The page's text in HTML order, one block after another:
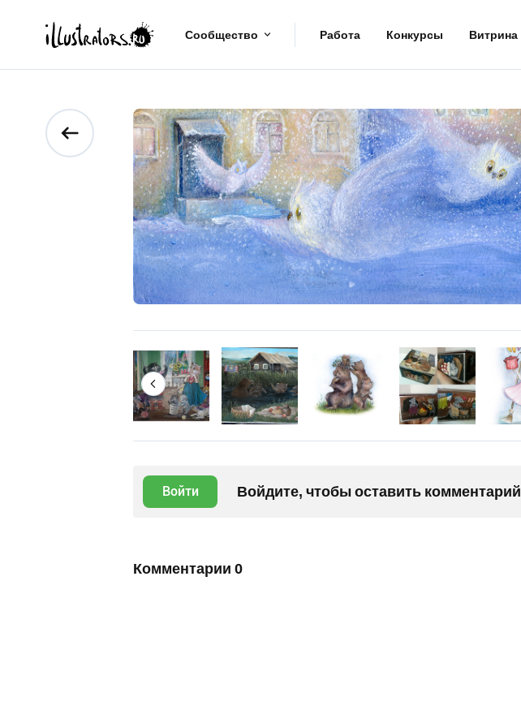
Сообщество Работа Конкурсы Витрина
Войти Войдите, чтобы оставить комментарий
Комментарии 0